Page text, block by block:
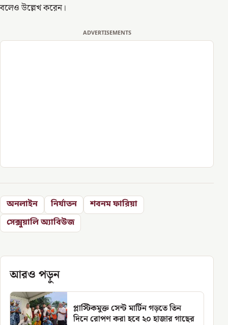
বলেও উল্লেখ করেন।
ADVERTISEMENTS
অনলাইন নির্যাতন
শবনম ফারিয়া
সেক্সুয়ালি অ্যাবিউজ
আরও পড়ুন
প্লাস্টিকমুক্ত সেন্ট মার্টিন গড়তে তিন
দিনে রোপণ করা হবে ২০ হাজার গাছের